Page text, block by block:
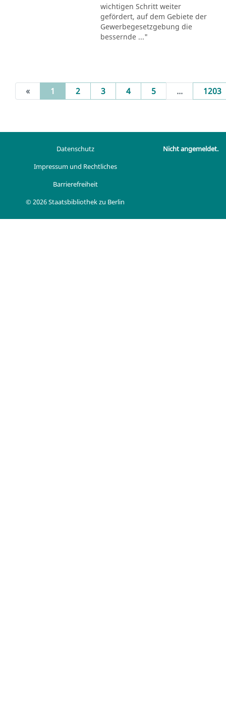
wichtigen Schritt weiter
gefördert, auf dem Gebiete der
Gewerbegesetzgebung die
bessernde ..."
« 1 (current)
2 3 4 5 ... 1203
Datenschutz
Impressum und Rechtliches
Barrierefreiheit
© 2026 Staatsbibliothek zu Berlin
Nicht angemeldet.